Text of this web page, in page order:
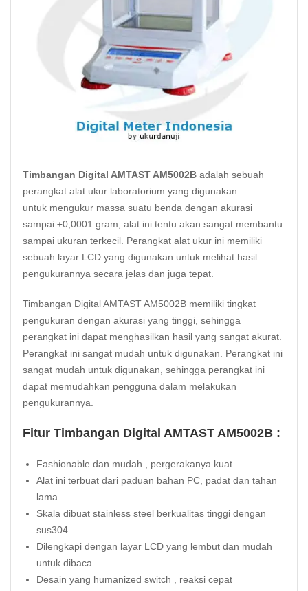
Timbangan Digital AMTAST AM5002B adalah sebuah
perangkat alat ukur laboratorium yang digunakan
untuk mengukur massa suatu benda dengan akurasi
sampai ±0,0001 gram, alat ini tentu akan sangat membantu
sampai ukuran terkecil. Perangkat alat ukur ini memiliki
sebuah layar LCD yang digunakan untuk melihat hasil
pengukurannya secara jelas dan juga tepat.
Timbangan Digital AMTAST AM5002B memiliki tingkat
pengukuran dengan akurasi yang tinggi, sehingga
perangkat ini dapat menghasilkan hasil yang sangat akurat.
Perangkat ini sangat mudah untuk digunakan. Perangkat ini
sangat mudah untuk digunakan, sehingga perangkat ini
dapat memudahkan pengguna dalam melakukan
pengukurannya.
Fitur Timbangan Digital AMTAST AM5002B :
Fashionable dan mudah , pergerakanya kuat
Alat ini terbuat dari paduan bahan PC, padat dan tahan
lama
Skala dibuat stainless steel berkualitas tinggi dengan
sus304.
Dilengkapi dengan layar LCD yang lembut dan mudah
untuk dibaca
Desain yang humanized switch , reaksi cepat